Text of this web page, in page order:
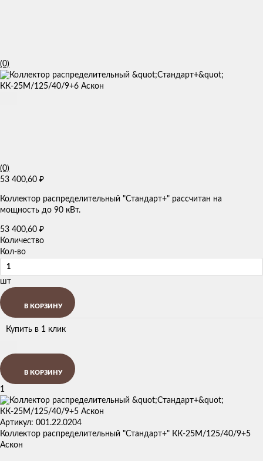
(0)
(0)
53 400,60 ₽
Коллектор распределительный "Стандарт+" рассчитан на
мощность до 90 кВт.
53 400,60 ₽
Количество
Кол-во
шт
В КОРЗИНУ
Купить в 1 клик
В КОРЗИНУ
1
Артикул: 001.22.0204
Коллектор распределительный "Стандарт+" КК-25М/125/40/9+5
Аскон